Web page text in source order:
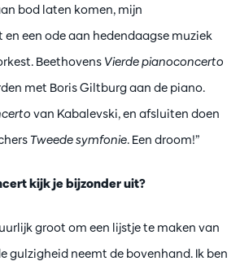
bod laten komen, mijn
een ode aan hedendaagse muziek
Beethovens Vierde pianoconcerto
met Boris Giltburg aan de piano.
van Kabalevski, en afsluiten doen
Tweede symfonie. Een droom!”
kijk je bijzonder uit?
groot om een lijstje te maken van
gulzigheid neemt de bovenhand. Ik ben